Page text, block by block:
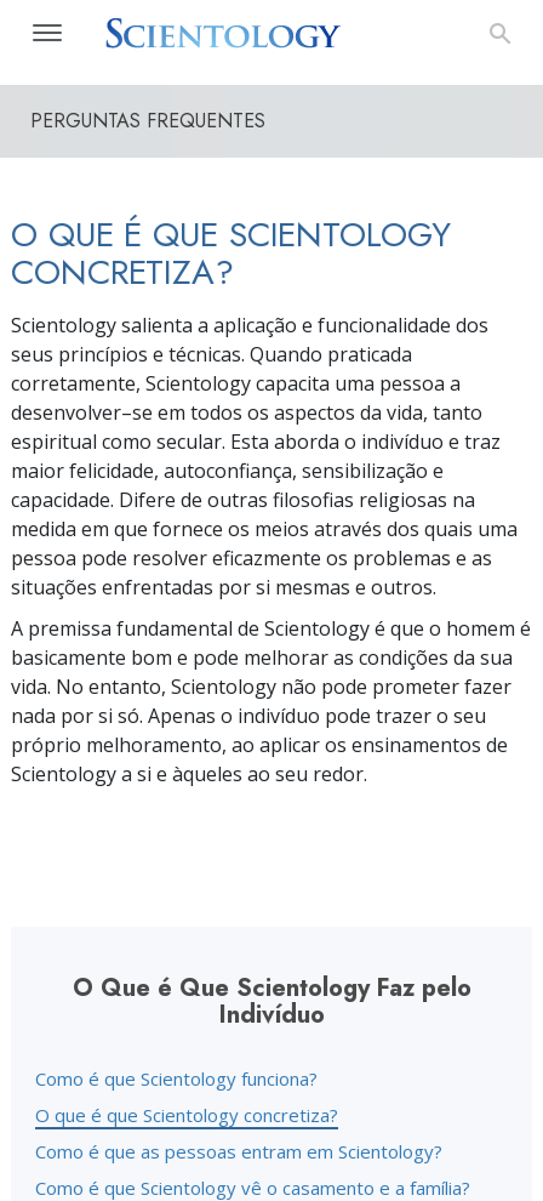
PERGUNTAS FREQUENTES
O QUE É QUE SCIENTOLOGY
CONCRETIZA?
Scientology salienta a aplicação e funcionalidade dos
seus princípios e técnicas. Quando praticada
corretamente, Scientology capacita uma pessoa a
desenvolver–se em todos os aspectos da vida, tanto
espiritual como secular. Esta aborda o indivíduo e traz
maior felicidade, autoconfiança, sensibilização e
capacidade. Difere de outras filosofias religiosas na
medida em que fornece os meios através dos quais uma
pessoa pode resolver eficazmente os problemas e as
situações enfrentadas por si mesmas e outros.
A premissa fundamental de Scientology é que o homem é
basicamente bom e pode melhorar as condições da sua
vida. No entanto, Scientology não pode prometer fazer
nada por si só. Apenas o indivíduo pode trazer o seu
próprio melhoramento, ao aplicar os ensinamentos de
Scientology a si e àqueles ao seu redor.
O Que é Que Scientology Faz pelo
Indivíduo
Como é que Scientology funciona?
O que é que Scientology concretiza?
Como é que as pessoas entram em Scientology?
Como é que Scientology vê o casamento e a família?